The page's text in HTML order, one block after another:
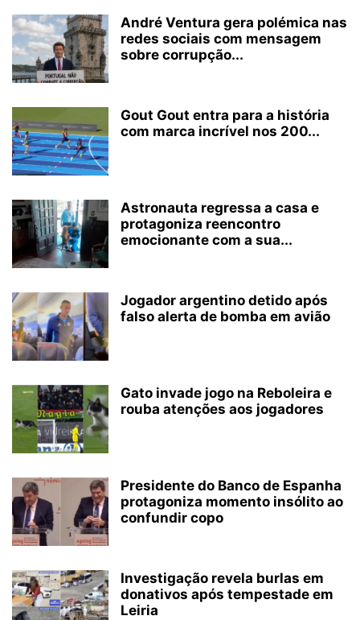
André Ventura gera polémica nas
redes sociais com mensagem
sobre corrupção...
Gout Gout entra para a história
com marca incrível nos 200...
Astronauta regressa a casa e
protagoniza reencontro
emocionante com a sua...
Jogador argentino detido após
falso alerta de bomba em avião
Gato invade jogo na Reboleira e
rouba atenções aos jogadores
Presidente do Banco de Espanha
protagoniza momento insólito ao
confundir copo
Investigação revela burlas em
donativos após tempestade em
Leiria